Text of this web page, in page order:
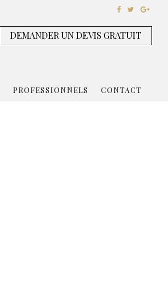
DEMANDER UN DEVIS GRATUIT
PROFESSIONNELS CONTACT